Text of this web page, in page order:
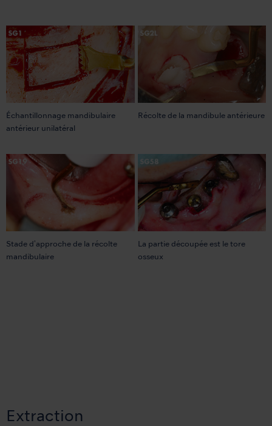
Échantillonnage mandibulaire
antérieur unilatéral
Récolte de la mandibule antérieure
Stade d'approche de la récolte
mandibulaire
La partie découpée est le tore
osseux
Extraction